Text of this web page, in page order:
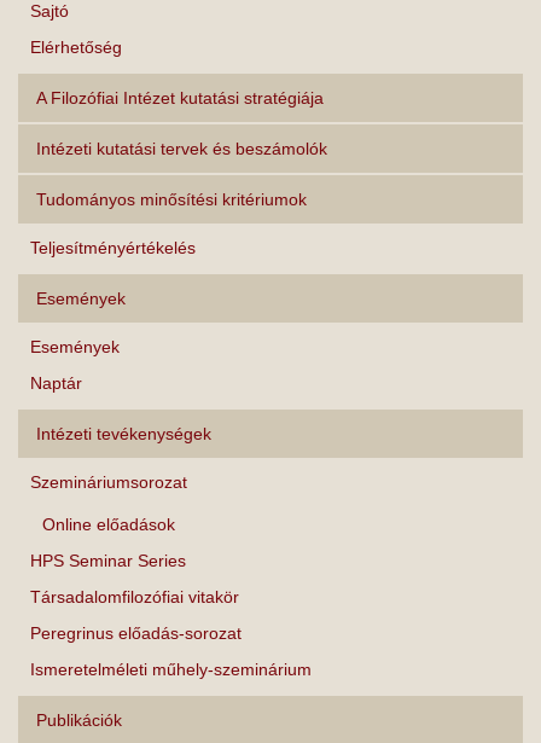
Sajtó
Elérhetőség
A Filozófiai Intézet kutatási stratégiája
Intézeti kutatási tervek és beszámolók
Tudományos minősítési kritériumok
Teljesítményértékelés
Események
Események
Naptár
Intézeti tevékenységek
Szemináriumsorozat
Online előadások
HPS Seminar Series
Társadalomfilozófiai vitakör
Peregrinus előadás-sorozat
Ismeretelméleti műhely-szeminárium
Publikációk